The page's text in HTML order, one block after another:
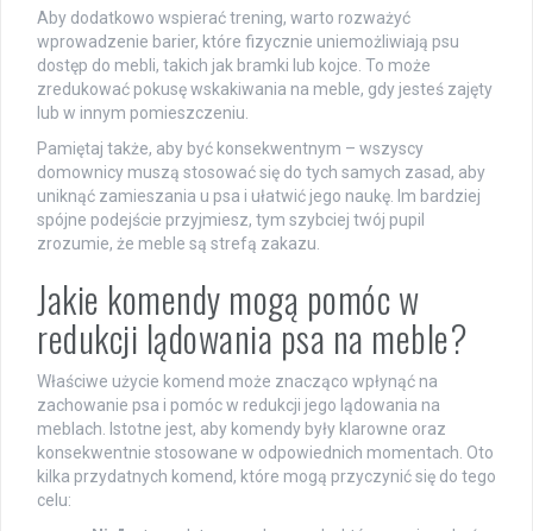
Aby dodatkowo wspierać trening, warto rozważyć
wprowadzenie barier, które fizycznie uniemożliwiają psu
dostęp do mebli, takich jak bramki lub kojce. To może
zredukować pokusę wskakiwania na meble, gdy jesteś zajęty
lub w innym pomieszczeniu.
Pamiętaj także, aby być konsekwentnym – wszyscy
domownicy muszą stosować się do tych samych zasad, aby
uniknąć zamieszania u psa i ułatwić jego naukę. Im bardziej
spójne podejście przyjmiesz, tym szybciej twój pupil
zrozumie, że meble są strefą zakazu.
Jakie komendy mogą pomóc w
redukcji lądowania psa na meble?
Właściwe użycie komend może znacząco wpłynąć na
zachowanie psa i pomóc w redukcji jego lądowania na
meblach. Istotne jest, aby komendy były klarowne oraz
konsekwentnie stosowane w odpowiednich momentach. Oto
kilka przydatnych komend, które mogą przyczynić się do tego
celu: